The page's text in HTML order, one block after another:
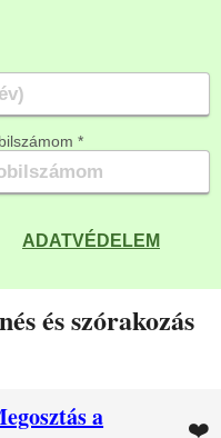
*
ADATVÉDELEM
és szórakozás
a
❤️